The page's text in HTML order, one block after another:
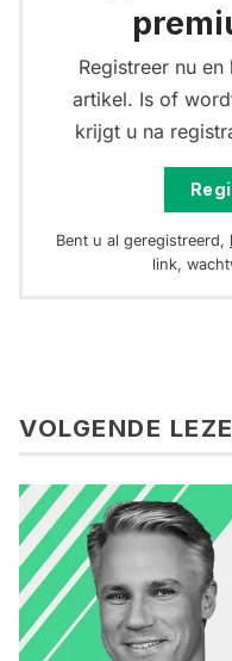
Registreer nu
artikel. Is of
krijgt u na
Bent u al geregistreerd,
link,
VOLGENDE